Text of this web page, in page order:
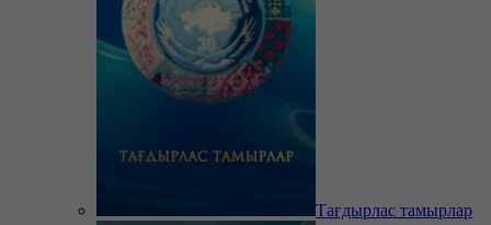
Тағдырлас тамырлар